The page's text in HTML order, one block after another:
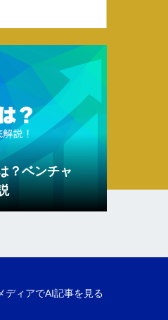
？ベンチャ
ディアでAI記事を見る